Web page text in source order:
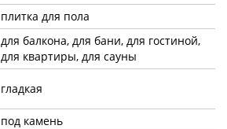
плитка для пола
для балкона, для бани, для гостиной,
для квартиры, для сауны
гладкая
под камень